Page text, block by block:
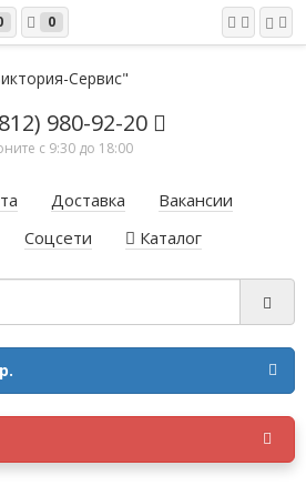
0
980-92-20
с 9:30 до 18:00
Доставка
Вакансии
Соцсети Каталог